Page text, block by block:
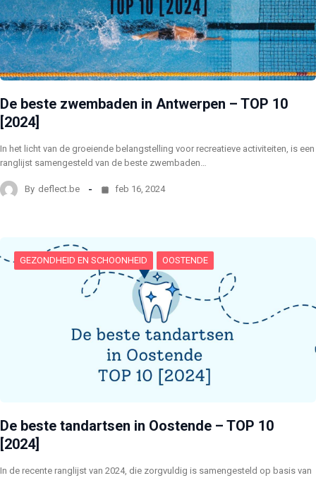
De beste zwembaden in Antwerpen – TOP 10
[2024]
In het licht van de groeiende belangstelling voor recreatieve activiteiten, is een
ranglijst samengesteld van de beste zwembaden…
By deflect.be feb 16, 2024
GEZONDHEID EN SCHOONHEID OOSTENDE
De beste tandartsen in Oostende – TOP 10
[2024]
In de recente ranglijst van 2024, die zorgvuldig is samengesteld op basis van